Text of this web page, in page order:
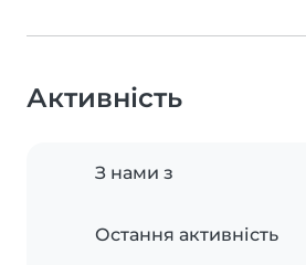
Активність
З нами з
Остання активність